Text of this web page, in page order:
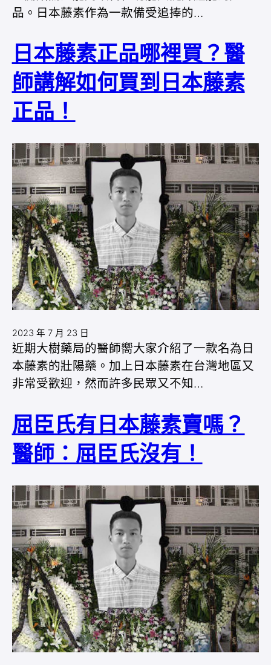
品。日本藤素作為一款備受追捧的…
日本藤素正品哪裡買？醫
師講解如何買到日本藤素
正品！
2023 年 7 月 23 日
近期大樹藥局的醫師嚮大家介紹了一款名為日
本藤素的壯陽藥。加上日本藤素在台灣地區又
非常受歡迎，然而許多民眾又不知…
屈臣氏有日本藤素賣嗎？
醫師：屈臣氏沒有！